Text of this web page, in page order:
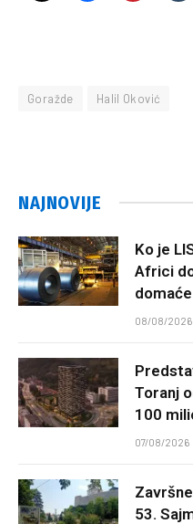
Goražde Halil Oković
NAJNOVIJE
Ko je
Africi
08/08/2026
Toranj
100
07/08/2026
53.